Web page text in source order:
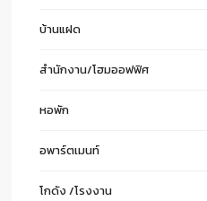
บ้านแฝด
สำนักงาน/โฮมออฟฟิศ
หอพัก
อพาร์ตเมนท์
โกดัง /โรงงาน